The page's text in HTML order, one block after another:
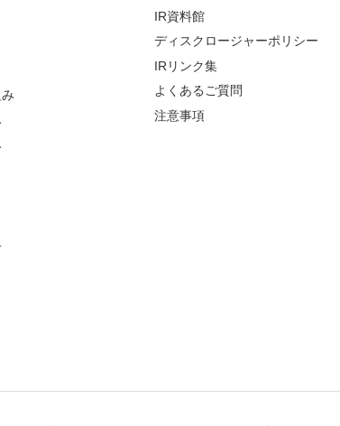
IR資料館
ディスクロージャーポリシー
IRリンク集
よくあるご質問
注意事項